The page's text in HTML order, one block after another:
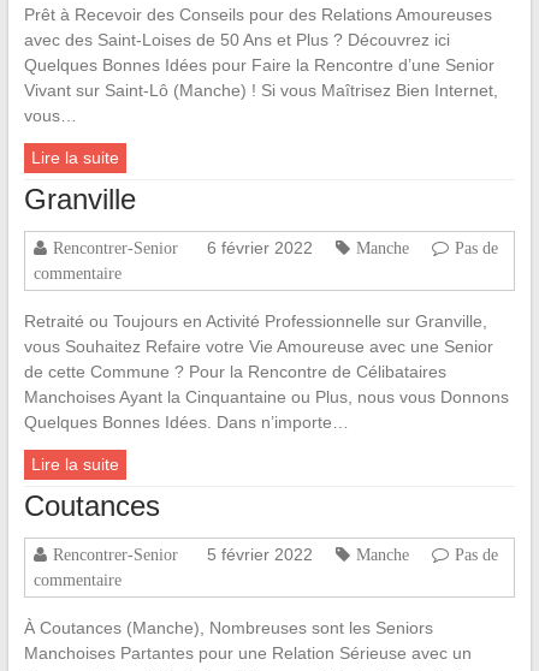
Prêt à Recevoir des Conseils pour des Relations Amoureuses
avec des Saint-Loises de 50 Ans et Plus ? Découvrez ici
Quelques Bonnes Idées pour Faire la Rencontre d’une Senior
Vivant sur Saint-Lô (Manche) ! Si vous Maîtrisez Bien Internet,
vous…
Lire la suite
Granville
Rencontrer-Senior 6 février 2022 Manche
Pas de
commentaire
Retraité ou Toujours en Activité Professionnelle sur Granville,
vous Souhaitez Refaire votre Vie Amoureuse avec une Senior
de cette Commune ? Pour la Rencontre de Célibataires
Manchoises Ayant la Cinquantaine ou Plus, nous vous Donnons
Quelques Bonnes Idées. Dans n’importe…
Lire la suite
Coutances
Rencontrer-Senior 5 février 2022 Manche
Pas de
commentaire
À Coutances (Manche), Nombreuses sont les Seniors
Manchoises Partantes pour une Relation Sérieuse avec un